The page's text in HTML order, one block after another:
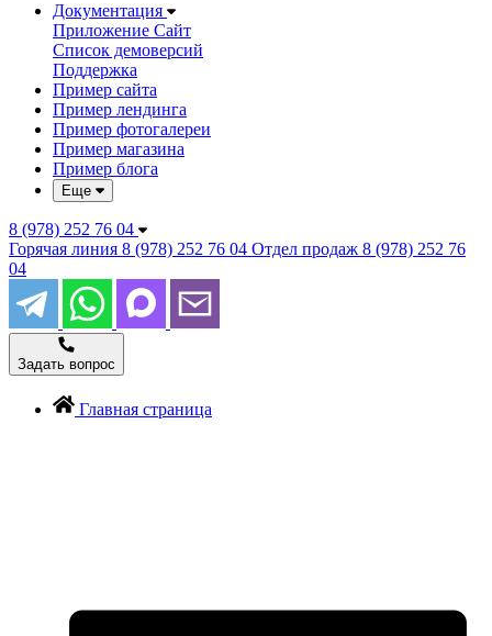
Документация
Приложение Сайт
Список демоверсий
Поддержка
Пример сайта
Пример лендинга
Пример фотогалереи
Пример магазина
Пример блога
Еще
8 (978) 252 76 04
Горячая линия 8 (978) 252 76 04 Отдел продаж 8 (978) 252 76
04
Задать вопрос
Главная страница